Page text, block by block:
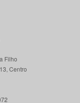
Filho
Centro